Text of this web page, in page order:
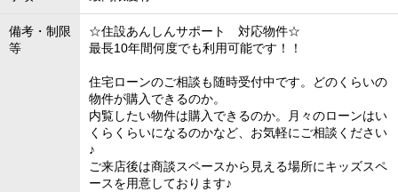
備考・制限
等
☆住設あんしんサポート 対応物件☆
最長10年間何度でも利用可能です！！
住宅ローンのご相談も随時受付中です。どのくらいの
物件が購入できるのか。
内覧したい物件は購入できるのか。月々のローンはい
くらくらいになるのかなど、お気軽にご相談ください
♪
ご来店後は商談スペースから見える場所にキッズスペ
ースを用意しております♪